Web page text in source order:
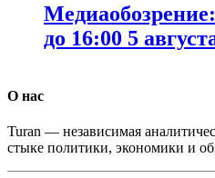
до 16:00 5
О нас
Turan — независимая
стыке политики, экономики и